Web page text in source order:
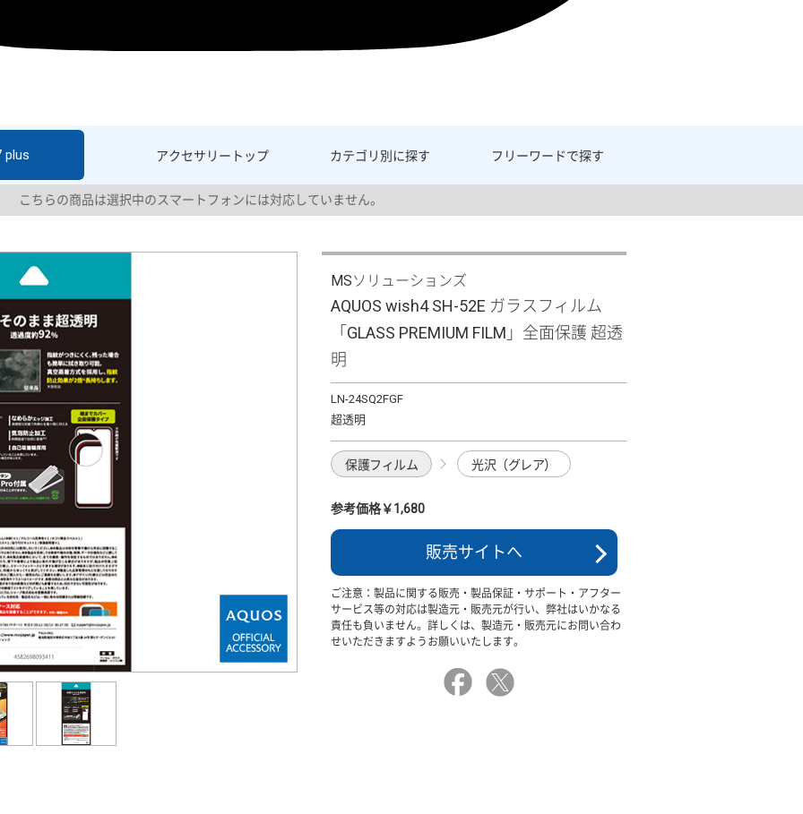
アクセサリー トップ カテゴリ別に探す フリーワードで探す
plus
こちらの商品は選択中のスマートフォンには対応していません。
MSソリューションズ
AQUOS wish4 SH-52E ガラスフィルム
「GLASS PREMIUM FILM」全面保護 超透
明
LN-24SQ2FGF
超透明
保護フィルム 光沢（グレア）
参考価格￥1,680
販売サイトへ
ご注意：製品に関する販売・製品保証・サポート・アフター
サービス等の対応は製造元・販売元が行い、弊社はいかなる
責任も負いません。詳しくは、製造元・販売元にお問い合わ
せいただきますようお願いいたします。